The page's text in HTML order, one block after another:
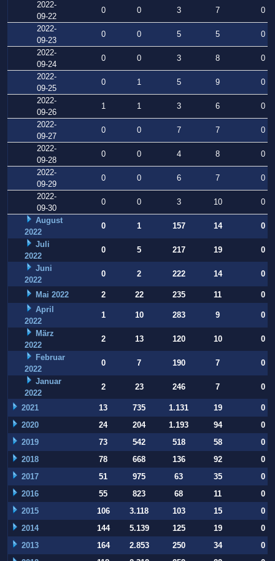
2022-
09-22
0 0 3 7
0
2022-
09-23
0 0 5 5
0
2022-
09-24
0 0 3 8
0
2022-
09-25
0 1 5 9
0
2022-
09-26
1 1 3 6
0
2022-
09-27
0 0 7 7
0
2022-
09-28
0 0 4 8
0
2022-
09-29
0 0 6 7
0
2022-
09-30
0 0 3 10
0
August
2022
0 1 157 14
0
Juli
2022
0 5 217 19
0
Juni
2022
0 2 222 14 0
Mai 2022 2 22 235 11
0
April
2022
1 10 283 9
0
März
2022
2 13 120 10
0
Februar
2022
0 7 190 7
0
Januar
2022
2 23 246 7 0
2021 13 735 1.131 19
0
2020
24 204 1.193 94
0
2019
73 542 518 58
0
2018
78 668 136 92
0
2017
51 975 63 35
0
2016
55 823 68 11
0
2015
106 3.118 103 15
0
2014
144 5.139 125 19
0
2013
164 2.853 250 34
0